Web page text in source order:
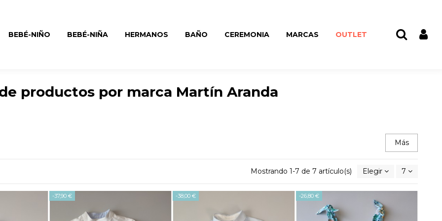
BEBÉ-NIÑO BEBÉ-NIÑA HERMANOS BAÑO CEREMONIA MARCAS OUTLET
productos por marca Martín Aranda
Más
Mostrando 1-7 de 7 artículo(s) Elegir 7
-37,90 € -38,00 € -26,80 €